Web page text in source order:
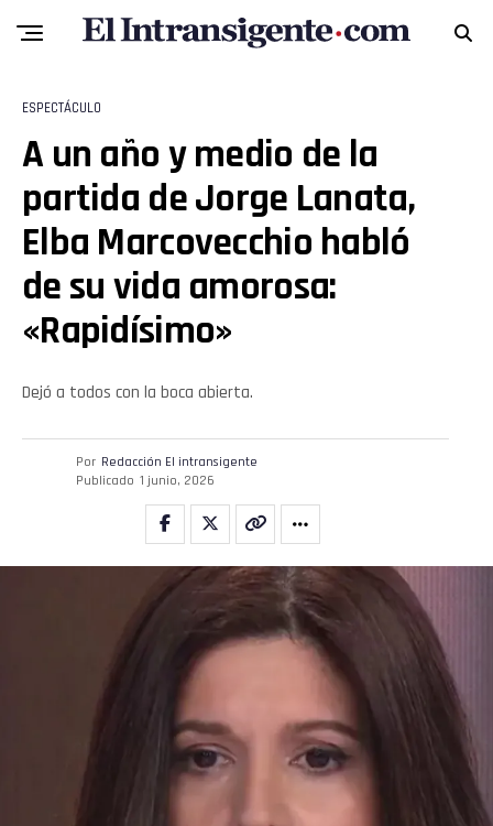
ESPECTÁCULO
A un año y medio de la
partida de Jorge Lanata,
Elba Marcovecchio habló
de su vida amorosa:
«Rapidísimo»
Dejó a todos con la boca abierta.
Por Redacción El intransigente
Publicado 1 junio, 2026
Whatsapp